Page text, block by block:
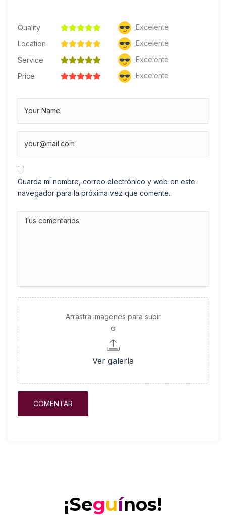
Quality
Excelente
Location
Excelente
Service
Excelente
Price
Excelente
Guarda mi nombre, correo electrónico y web en este
navegador para la próxima vez que comente.
Arrastra imagenes para subir
o
Ver galería
¡Seguínos!